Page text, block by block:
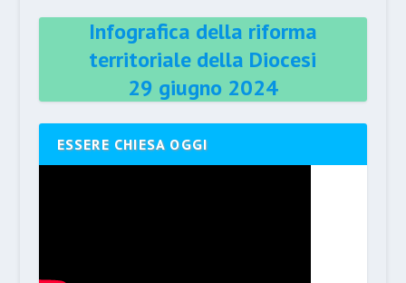
Infografica della riforma
territoriale della Diocesi
29 giugno 2024
ESSERE CHIESA OGGI